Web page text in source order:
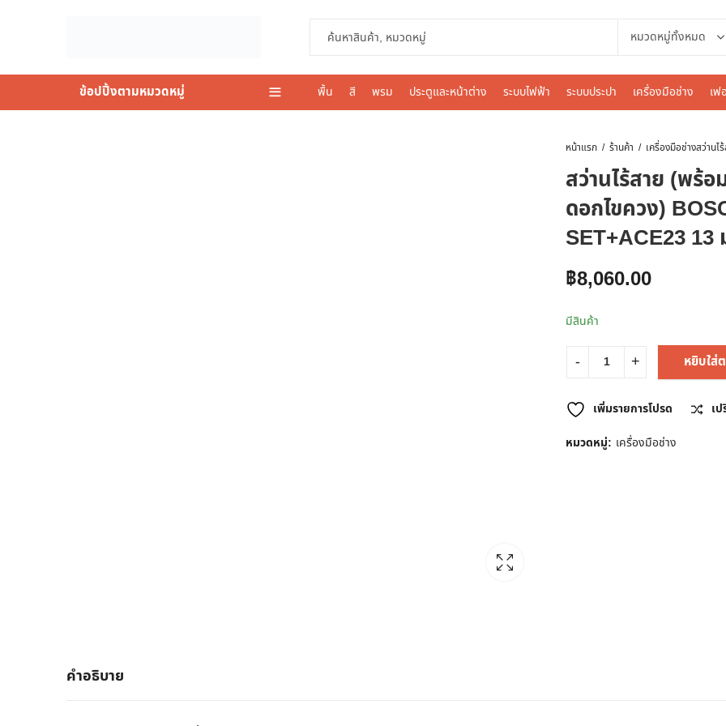
ข้อปปิ้งตามหมวดหมู่ พื้น สี พรม ประตูและหน้าต่าง ระบบไฟฟ้า ระบบประปา เครื่องมือช่าง เฟ
หน้าแรก ร้านค้า เครื่องมือช่าง
สว่านไร้สาย (พร้
ดอกไขควง)
SET+ACE23 13
฿8,060.00
มีสินค้า
หยิบใส่
เพิ่มรายการโปรด
เ
หมวดหมู่: เครื่องมือช่าง
คำอธิบาย